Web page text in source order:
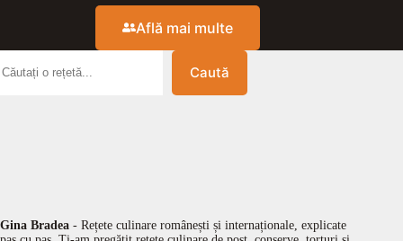
Află mai multe
Caută
Gina Bradea - Rețete culinare românești și internaționale, explicate